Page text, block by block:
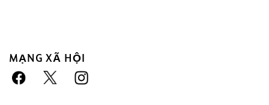
MẠNG XÃ HỘI
Đặt trước với chúng tôi lợi thế